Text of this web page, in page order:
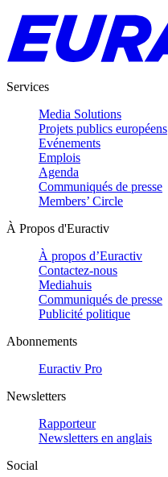
Services
Media Solutions
Projets publics européens
Evénements
Emplois
Agenda
Communiqués de presse
Members’ Circle
À Propos d'Euractiv
À propos d’Euractiv
Contactez-nous
Mediahuis
Communiqués de presse
Publicité politique
Abonnements
Euractiv Pro
Newsletters
Rapporteur
Newsletters en anglais
Social